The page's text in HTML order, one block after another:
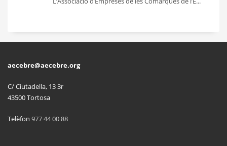
aecebre@aecebre.org
C/ Ciutadella, 13 3r
43500 Tortosa
Telèfon 977 44 00 88